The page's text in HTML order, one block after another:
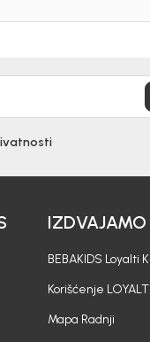
IZDVAJAMO
BEBAKIDS Loyalti
Korišćenje
Mapa Radnji
uz prvu
prijavite na newsletter.